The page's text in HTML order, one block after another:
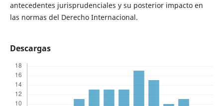
antecedentes jurisprudenciales y su posterior impacto en
las normas del Derecho Internacional.
Descargas